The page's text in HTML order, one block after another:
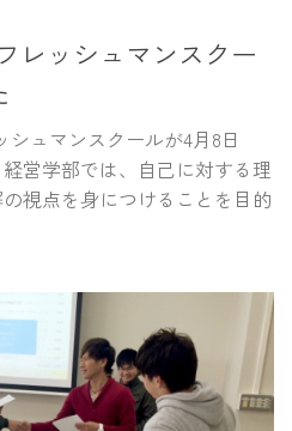
レッシュマンスクー
ュマンスクールが4月8日
営学部では、自己に対する理
視点を身につけることを目的